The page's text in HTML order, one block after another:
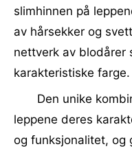
slimhinnen på
av hårsekker og
nettverk av blodårer
karakteristiske farge.
Den unike
leppene deres
og funksjonalitet, og